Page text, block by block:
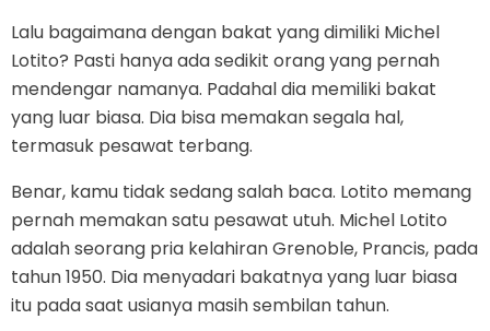
Lalu bagaimana dengan bakat yang dimiliki Michel
Lotito? Pasti hanya ada sedikit orang yang pernah
mendengar namanya. Padahal dia memiliki bakat
yang luar biasa. Dia bisa memakan segala hal,
termasuk pesawat terbang.
Benar, kamu tidak sedang salah baca. Lotito memang
pernah memakan satu pesawat utuh. Michel Lotito
adalah seorang pria kelahiran Grenoble, Prancis, pada
tahun 1950. Dia menyadari bakatnya yang luar biasa
itu pada saat usianya masih sembilan tahun.